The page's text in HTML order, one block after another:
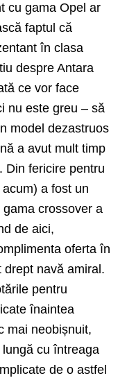
cu gama Opel ar
faptul că
în clasa
despre Antara
ce vor face
nu este greu – să
model dezastruos
a avut mult timp
Din fericire pentru
a fost un
crossover a
de aici,
oferta în
navă amiral.
pentru
înaintea
mai neobișnuit,
cu întreaga
de o astfel